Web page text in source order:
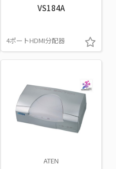
VS184A
4ポートHDMI分配器
ATEN